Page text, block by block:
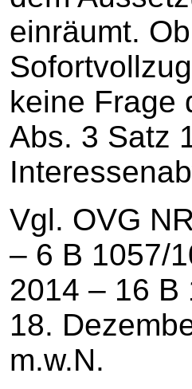
einräumt.
keine Frage
Abs. 3 Satz
Vgl. OVG
– 6 B 1057/
2014 – 16 B
18.
m.w.N.